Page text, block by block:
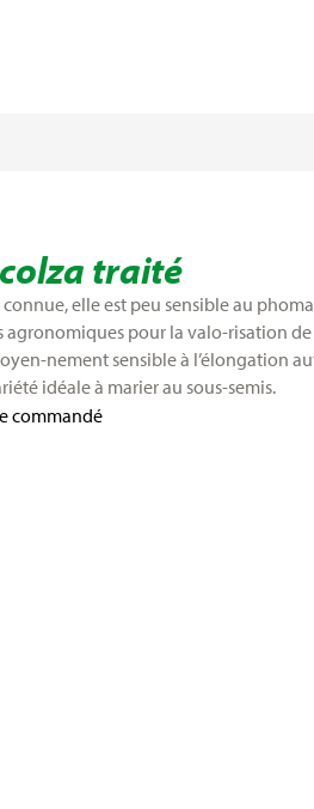
traité
elle est peu sensible au
agronomiques pour la valo-risation de
nement sensible à l’élongation
idéale à marier au sous-semis.
commandé